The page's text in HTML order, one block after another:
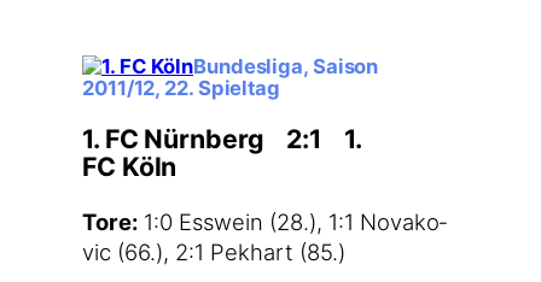
Bundesliga, Saison
2011/12, 22. Spieltag
1. FC Nürnberg 2:1 1.
FC Köln
Tore: 1:0 Ess­wein (28.), 1:1 Nova­ko­
vic (66.), 2:1 Pek­hart (85.)